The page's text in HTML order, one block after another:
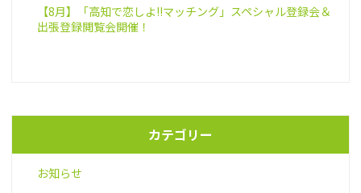
【8月】「高知で恋しよ!!マッチング」スペシャル登録会＆
出張登録閲覧会開催！
カテゴリー
お知らせ